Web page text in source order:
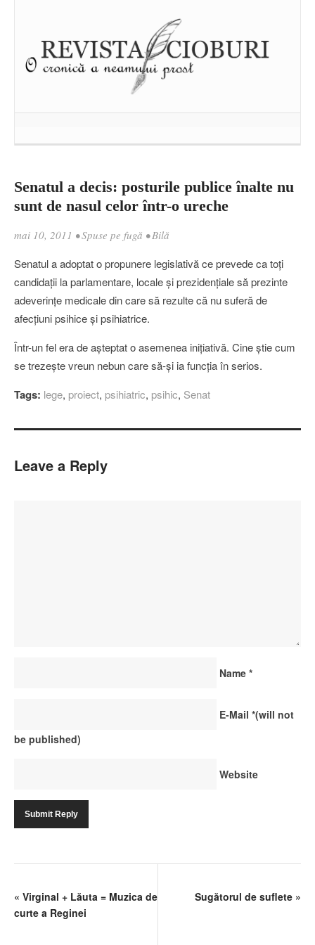
Senatul a decis: posturile publice înalte nu
sunt de nasul celor într-o ureche
mai 10, 2011 •Spuse pe fugă •Bilă
Senatul a adoptat o propunere legislativă ce prevede ca toţi
candidaţii la parlamentare, locale şi prezidenţiale să prezinte
adeverinţe medicale din care să rezulte că nu suferă de
afecţiuni psihice şi psihiatrice.
Într-un fel era de aşteptat o asemenea iniţiativă. Cine ştie cum
se trezeşte vreun nebun care să-şi ia funcţia în serios.
Tags: lege, proiect, psihiatric, psihic, Senat
Leave a Reply
Name *
E-Mail *(will not
be published)
Website
« Virginal + Lăuta = Muzica de
curte a Reginei
Sugătorul de suflete »